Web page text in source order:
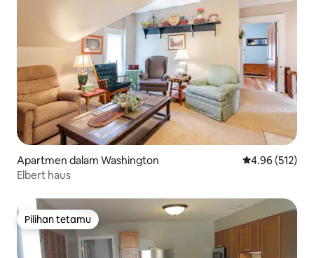
Apartmen dalam Washington Penarafan
4.96 (512)
Elbert haus
Pilihan tetamu
Pilihan tetamu